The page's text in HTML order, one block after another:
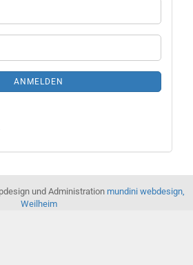
ANMELDEN
und Administration mundini webdesign,
Weilheim